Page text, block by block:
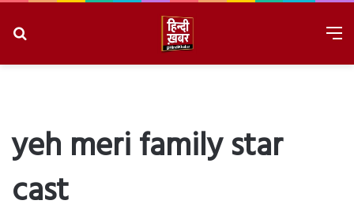
yeh meri family star
cast